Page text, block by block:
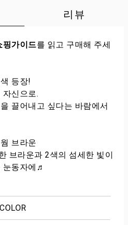
리뷰
핑가이드를 읽고 구매해 주세
등장!
신으로.
끌어내고 싶다는 바람에서
브라운
브라운과 2색의 섬세한 빛이
눈동자에♬